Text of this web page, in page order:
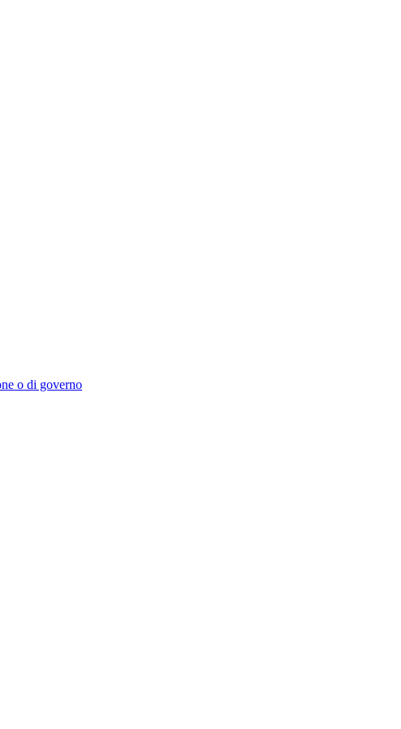
o di governo